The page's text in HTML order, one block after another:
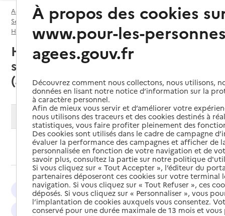
Accueil
Espace annuaire
Services autonomie à domicile (aide) par département
Haute-Corse (2B)
Service autonomie à domicile (aide)
Haute-Corse (2B) : liste des 39
services autonomie à domicile
(aide)
Modifier ma recherche
Ajouter cette recherche aux favoris
Bastia : 6 Ghisonaccia : 4 Penta-di-Casinca : 3
Corte : 3 Saint-Florent : 2 Borgo : 2
À propos des cookies
www.pour-les-
agees.gouv.fr
Découvrez comment nous collectons, nous utilisons,
données en lisant notre notice d’information sur la
à caractère personnel.
Afin de mieux vous servir et d’améliorer votre
nous utilisons des traceurs et des cookies destinés à
statistiques, vous faire profiter pleinement des
Des cookies sont utilisés dans le cadre de campagne
évaluer la performance des campagnes et afficher de
personnalisée en fonction de votre navigation et de
savoir plus, consultez la partie sur notre politique
Si vous cliquez sur « Tout Accepter », l’éditeur du
partenaires déposeront ces cookies sur votre terminal
navigation. Si vous cliquez sur « Tout Refuser », ces
déposés. Si vous cliquez sur « Personnaliser », vous
l’implantation de cookies auxquels vous consentez.
conservé pour une durée maximale de 13 mois et